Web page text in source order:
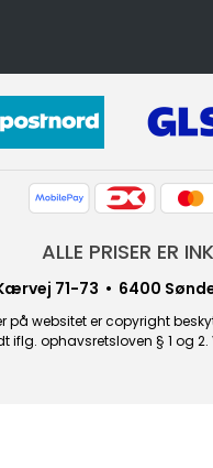
ALLE PRISER ER
71-73 • 6400
på websitet er copyright
ophavsretsloven § 1 og